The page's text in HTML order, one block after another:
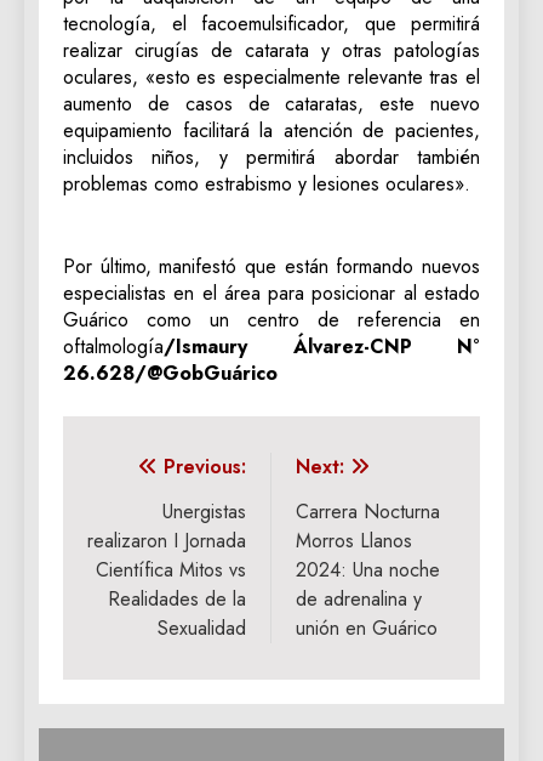
tecnología, el facoemulsificador, que permitirá
realizar cirugías de catarata y otras patologías
oculares, «esto es especialmente relevante tras el
aumento de casos de cataratas, este nuevo
equipamiento facilitará la atención de pacientes,
incluidos niños, y permitirá abordar también
problemas como estrabismo y lesiones oculares».
Por último, manifestó que están formando nuevos
especialistas en el área para posicionar al estado
Guárico como un centro de referencia en
oftalmología/Ismaury Álvarez-CNP N°
26.628/@GobGuárico
Navegación
entradas
Previous:
Unergistas
realizaron I Jornada
Científica Mitos vs
Realidades de la
Sexualidad
Next:
Carrera Nocturna
Morros Llanos
2024: Una noche
de adrenalina y
unión en Guárico